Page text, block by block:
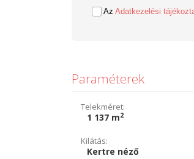
Az Adatkezelési
Paraméterek
Telekméret:
1 137 m2
Kilátás:
Kertre néző